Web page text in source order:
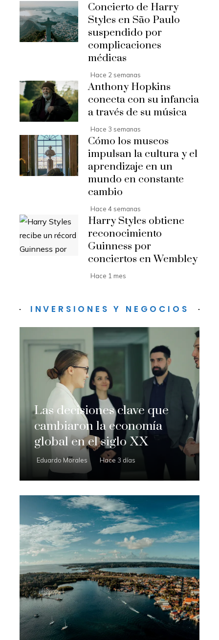
Concierto de Harry
Styles en São Paulo
suspendido por
complicaciones
médicas
Hace 2 semanas
Anthony Hopkins
conecta con su infancia
a través de su música
Hace 3 semanas
Cómo los museos
impulsan la cultura y el
aprendizaje en un
mundo en constante
cambio
Hace 4 semanas
Harry Styles obtiene
reconocimiento
Guinness por
conciertos en Wembley
Hace 1 mes
INVERSIONES Y NEGOCIOS
Las decisiones clave que
cambiaron la economía
global en el siglo XX
Eduardo Morales Hace 3 días